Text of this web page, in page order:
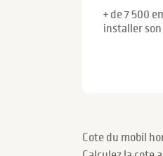
+ de 7 500
installer son
Cote du mobil